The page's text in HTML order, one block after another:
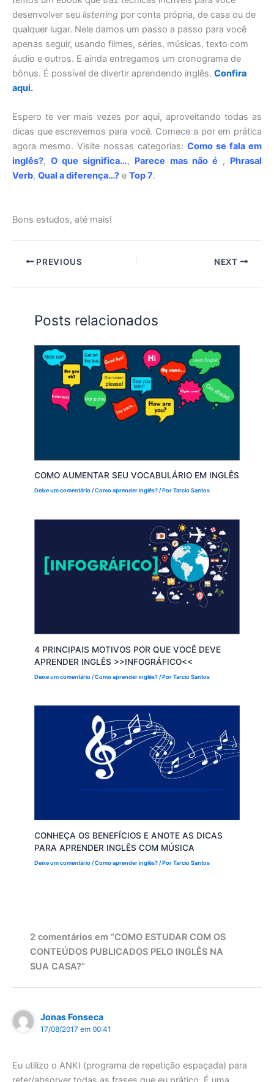
desenvolver seu listening por conta própria, de casa ou de
qualquer lugar. Nele damos um passo a passo para você
apenas seguir, usando filmes, séries, músicas, texto com
áudio e outros. E ainda entregamos um cronograma de
bônus. É possível de divertir aprendendo inglês. Confira
aqui.
Espero te ver mais vezes por aqui, aproveitando todas as
dicas que escrevemos para você. Comece a por em prática
agora mesmo. Visite nossas categorias: Como se fala em
inglês?,O que significa…, Parece mas não é , Phrasal
Verb, Qual a diferença…? e Top 7.
Bons estudos, até mais!
PREVIOUS NEXT
Posts relacionados
COMO AUMENTAR SEU VOCABULÁRIO EM INGLÊS
Deixe um comentário /Como aprender inglês?/ PorTarcio Santos
4 PRINCIPAIS MOTIVOS POR QUE VOCÊ DEVE
APRENDER INGLÊS >>INFOGRÁFICO<<
Deixe um comentário /Como aprender inglês?/ PorTarcio Santos
CONHEÇA OS BENEFÍCIOS E ANOTE AS DICAS
PARA APRENDER INGLÊS COM MÚSICA
Deixe um comentário /Como aprender inglês?/ PorTarcio Santos
2 comentários em “COMO ESTUDAR COM OS
CONTEÚDOS PUBLICADOS PELO INGLÊS NA
SUA CASA?”
Jonas Fonseca
17/08/2017 em 00:41
Eu utilizo o ANKI (programa de repetição espaçada) para